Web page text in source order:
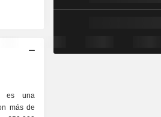
es una
más de